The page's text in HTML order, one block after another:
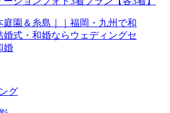
グ